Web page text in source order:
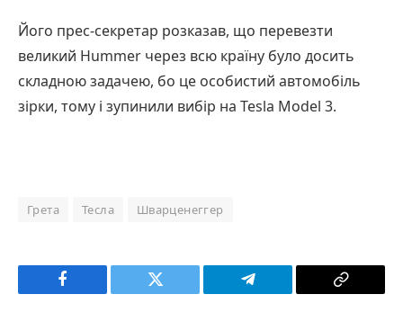
Його прес-секретар розказав, що перевезти
великий Hummer через всю країну було досить
складною задачею, бо це особистий автомобіль
зірки, тому і зупинили вибір на Tesla Model 3.
Грета Тесла Шварценеггер
Facebook Twitter Telegram
Copy